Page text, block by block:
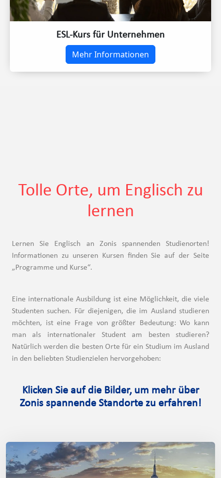
ESL-Kurs für Unternehmen
Mehr Informationen
Tolle Orte, um Englisch zu
lernen
Lernen Sie Englisch an Zonis spannenden Studienorten!
Informationen zu unseren Kursen finden Sie auf der Seite
„Programme und Kurse“.
Eine internationale Ausbildung ist eine Möglichkeit, die viele
Studenten suchen. Für diejenigen, die im Ausland studieren
möchten, ist eine Frage von größter Bedeutung: Wo kann
man als internationaler Student am besten studieren?
Natürlich werden die besten Orte für ein Studium im Ausland
in den beliebten Studienzielen hervorgehoben:
Klicken Sie auf die Bilder, um mehr über
Zonis spannende Standorte zu erfahren!